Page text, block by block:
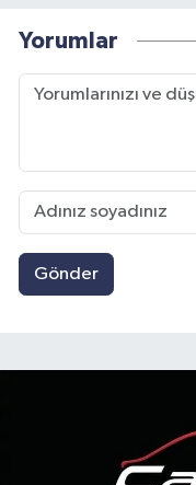
Yorumlar
Gönder